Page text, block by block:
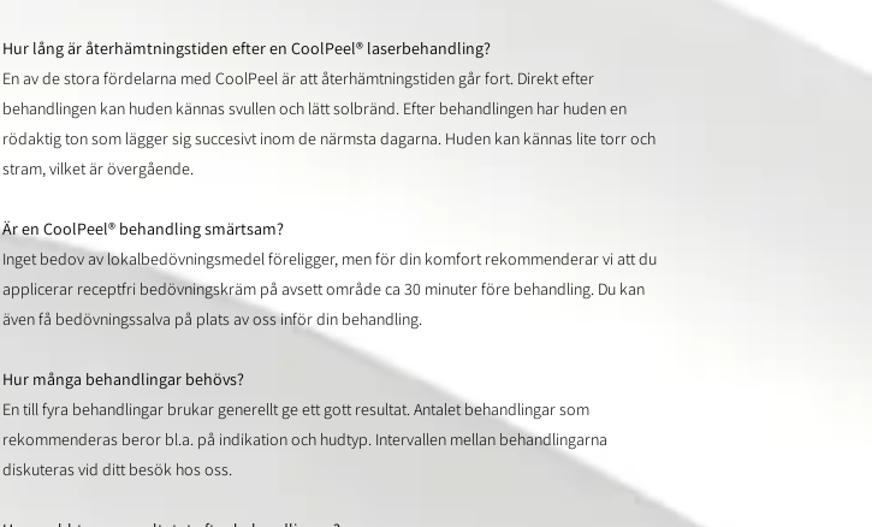
Hur lång är återhämtningstiden efter en CoolPeel® laserbehandling?
En av de stora fördelarna med CoolPeel är att återhämtningstiden går fort. Direkt efter
behandlingen kan huden kännas svullen och lätt solbränd. Efter behandlingen har huden en
rödaktig ton som lägger sig succesivt inom de närmsta dagarna. Huden kan kännas lite torr och
stram, vilket är övergående.
Är en CoolPeel® behandling smärtsam?
Inget bedov av lokalbedövningsmedel föreligger, men för din komfort rekommenderar vi att du
applicerar receptfri bedövningskräm på avsett område ca 30 minuter före behandling. Du kan
även få bedövningssalva på plats av oss inför din behandling.
Hur många behandlingar behövs?
En till fyra behandlingar brukar generellt ge ett gott resultat. Antalet behandlingar som
rekommenderas beror bl.a. på indikation och hudtyp. Intervallen mellan behandlingarna
diskuteras vid ditt besök hos oss.